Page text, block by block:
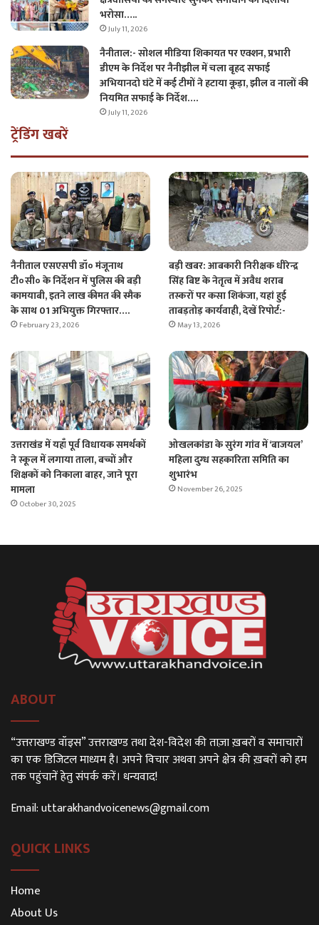
भरोसा…..
July 11, 2026
नैनीताल:- सोशल मीडिया शिकायत पर एक्शन, प्रभारी
डीएम के निर्देश पर नैनीझील में चला बृहद सफाई
अभियानदो घंटे में कई टीमों ने हटाया कूड़ा, झील व नालों की
नियमित सफाई के निर्देश….
July 11, 2026
ट्रेंडिंग खबरें
नैनीताल एसएसपी डॉ० मंजूनाथ
टी०सी० के निर्देशन में पुलिस की बड़ी
कामयाबी, इतने लाख कीमत की स्मैक
के साथ 01 अभियुक्त गिरफ्तार….
February 23, 2026
बड़ी खबर: आबकारी निरीक्षक धीरेन्द्र
सिंह बिष्ट के नेतृत्व में अवैध शराब
तस्करों पर कसा शिकंजा, यहां हुई
ताबड़तोड़ कार्यवाही, देखें रिपोर्ट:-
May 13, 2026
उत्तराखंड में यहाँ पूर्व विधायक समर्थकों
ने स्कूल में लगाया ताला, बच्चों और
शिक्षकों को निकाला बाहर, जाने पूरा
मामला
October 30, 2025
ओखलकांडा के सुरंग गांव में ‘बाजयल’
महिला दुग्ध सहकारिता समिति का
शुभारंभ
November 26, 2025
ABOUT
“उत्तराखण्ड वॉइस” उत्तराखण्ड तथा देश-विदेश की ताज़ा ख़बरों व समाचारों
का एक डिजिटल माध्यम है। अपने विचार अथवा अपने क्षेत्र की ख़बरों को हम
तक पहुंचानें हेतु संपर्क करें। धन्यवाद!
Email:uttarakhandvoicenews@gmail.com
QUICK LINKS
Home
About Us